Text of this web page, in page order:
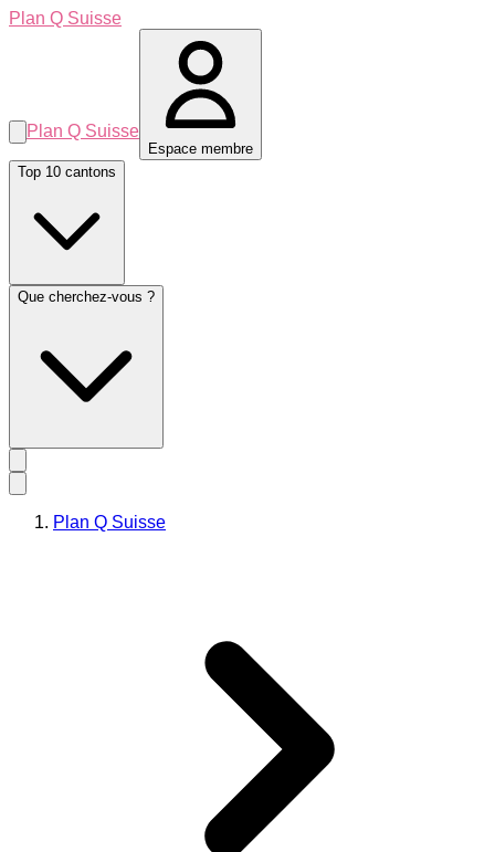
Plan Q Suisse
Plan Q Suisse
Espace membre
Top 10 cantons
Que cherchez-vous ?
Plan Q Suisse